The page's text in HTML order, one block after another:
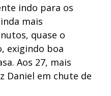
indo para os
mais
quase o
exigindo boa
Aos 27, mais
Daniel em chute de